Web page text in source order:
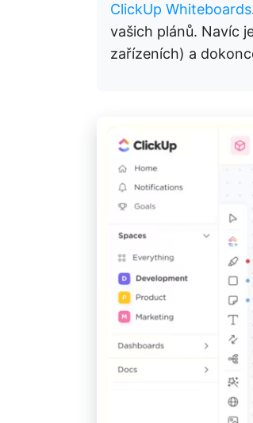
ClickUp Whiteboards
vašich plánů. Navíc
zařízeních) a